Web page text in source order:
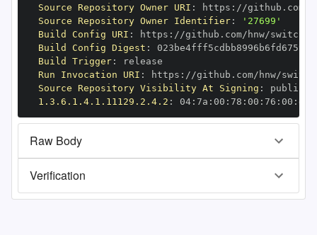
Source Repository Owner URI : https :
Source Repository Owner Identifier:
'27699'
Build Config URI : https : //github.com/hnw/
Build Config Digest :
Build Trigger:
Run Invocation URI : https : //github.com/hnw/
Source Repository Visibility At Signing :
1.3.6.1.4.1.11129.2.4.2 : 04: 7a : 00 : 78 : 00 : 76 : 00 : dd
Raw Body
Verification